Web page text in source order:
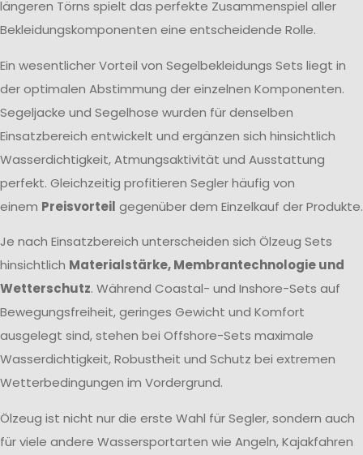
längeren Törns spielt das perfekte Zusammenspiel aller
Bekleidungskomponenten eine entscheidende Rolle.
Ein wesentlicher Vorteil von Segelbekleidungs Sets liegt in
der optimalen Abstimmung der einzelnen Komponenten.
Segeljacke und Segelhose wurden für denselben
Einsatzbereich entwickelt und ergänzen sich hinsichtlich
Wasserdichtigkeit, Atmungsaktivität und Ausstattung
perfekt. Gleichzeitig profitieren Segler häufig von
einem Preisvorteil gegenüber dem Einzelkauf der Produkte.
Je nach Einsatzbereich unterscheiden sich Ölzeug Sets
hinsichtlich Materialstärke, Membrantechnologie und
Wetterschutz. Während Coastal- und Inshore-Sets auf
Bewegungsfreiheit, geringes Gewicht und Komfort
ausgelegt sind, stehen bei Offshore-Sets maximale
Wasserdichtigkeit, Robustheit und Schutz bei extremen
Wetterbedingungen im Vordergrund.
Ölzeug ist nicht nur die erste Wahl für Segler, sondern auch
für viele andere Wassersportarten wie Angeln, Kajakfahren